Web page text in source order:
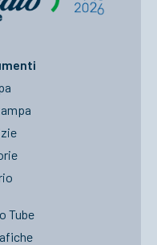
Tube